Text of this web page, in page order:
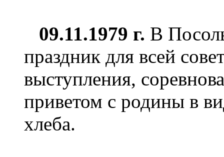
09.11.1979 г. В
праздник для всей
выступления,
приветом с родины в
хлеба.